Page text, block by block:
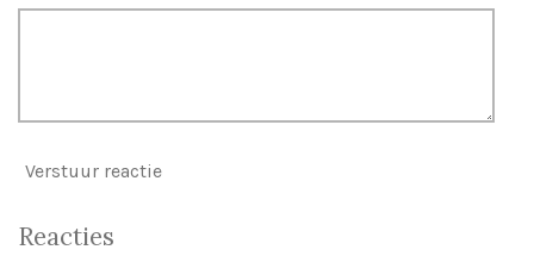
Verstuur reactie
Reacties